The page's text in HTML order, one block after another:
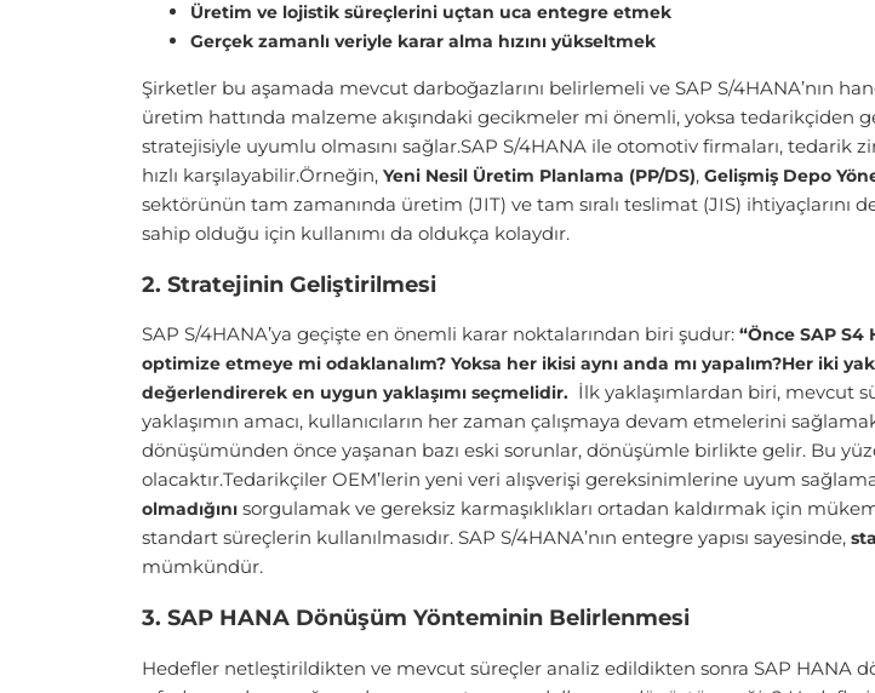
Üretim ve lojistik süreçlerini uçtan uca entegre etmek
Gerçek zamanlı veriyle karar alma hızını yükseltmek
Şirketler bu aşamada mevcut darboğazlarını belirlemeli ve SAP S/4HANA’nın
üretim hattında malzeme akışındaki gecikmeler mi önemli, yoksa
stratejisiyle uyumlu olmasını sağlar.SAP S/4HANA ile otomotiv firmaları,
hızlı karşılayabilir.Örneğin, Yeni Nesil Üretim Planlama (PP/DS), Gelişmiş Depo
sektörünün tam zamanında üretim (JIT) ve tam sıralı teslimat (JIS) ihtiyaçlarını
sahip olduğu için kullanımı da oldukça kolaydır.
2. Stratejinin Geliştirilmesi
SAP S/4HANA’ya geçişte en önemli karar noktalarından biri şudur: “Önce SAP
optimize etmeye mi odaklanalım? Yoksa her ikisi aynı anda mı yapalım?Her iki
değerlendirerek en uygun yaklaşımı seçmelidir. İlk yaklaşımlardan biri, mevcut
yaklaşımın amacı, kullanıcıların her zaman çalışmaya devam etmelerini
dönüşümünden önce yaşanan bazı eski sorunlar, dönüşümle birlikte gelir. Bu
olacaktır.Tedarikçiler OEM’lerin yeni veri alışverişi gereksinimlerine uyum
olmadığını sorgulamak ve gereksiz karmaşıklıkları ortadan kaldırmak için
standart süreçlerin kullanılmasıdır. SAP S/4HANA’nın entegre yapısı sayesinde,
mümkündür.
3. SAP HANA Dönüşüm Yönteminin Belirlenmesi
Hedefler netleştirildikten ve mevcut süreçler analiz edildikten sonra SAP HANA